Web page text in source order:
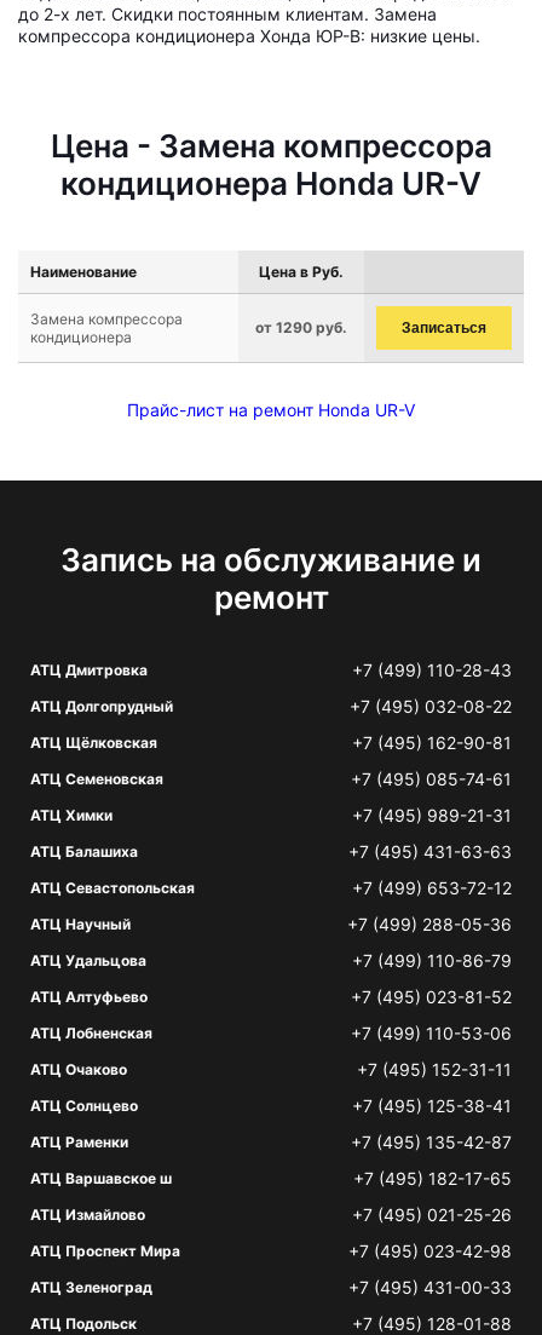
до 2-х лет. Скидки постоянным клиентам. Замена
компрессора кондиционера Хонда ЮР-В: низкие цены.
Цена - Замена компрессора
кондиционера Honda UR-V
Наименование Цена в Руб.
Замена компрессора
кондиционера
от 1290 руб. Записаться
Прайс-лист на ремонт Honda UR-V
Запись на обслуживание и
ремонт
АТЦ Дмитровка +7 (499) 110-28-43
АТЦ Долгопрудный +7 (495) 032-08-22
АТЦ Щёлковская +7 (495) 162-90-81
АТЦ Семеновская +7 (495) 085-74-61
АТЦ Химки +7 (495) 989-21-31
АТЦ Балашиха +7 (495) 431-63-63
АТЦ Севастопольская +7 (499) 653-72-12
АТЦ Научный +7 (499) 288-05-36
АТЦ Удальцова +7 (499) 110-86-79
АТЦ Алтуфьево +7 (495) 023-81-52
АТЦ Лобненская +7 (499) 110-53-06
АТЦ Очаково +7 (495) 152-31-11
АТЦ Солнцево +7 (495) 125-38-41
АТЦ Раменки +7 (495) 135-42-87
АТЦ Варшавское ш +7 (495) 182-17-65
АТЦ Измайлово +7 (495) 021-25-26
АТЦ Проспект Мира +7 (495) 023-42-98
АТЦ Зеленоград +7 (495) 431-00-33
АТЦ Подольск +7 (495) 128-01-88